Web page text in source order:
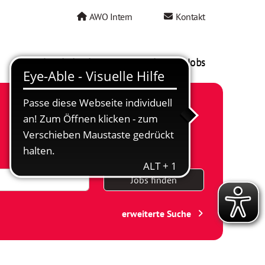
AWO Intern Kontakt
AWO als Arbeitgeber Mein AWO Jobs
Jobs finden
erweiterte Suche